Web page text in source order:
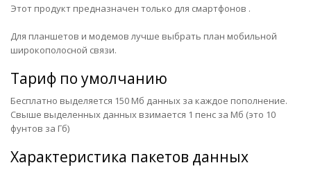
Этот продукт предназначен только для смартфонов .
Для планшетов и модемов лучше выбрать план мобильной
широкополосной связи.
Тариф по умолчанию
Бесплатно выделяется 150 Мб данных за каждое пополнение.
Свыше выделенных данных взимается 1 пенс за Mб (это 10
фунтов за Гб)
Характеристика пакетов данных